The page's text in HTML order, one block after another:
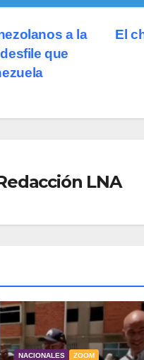
El
a la
que
LNA
NACIONALES ZOOM